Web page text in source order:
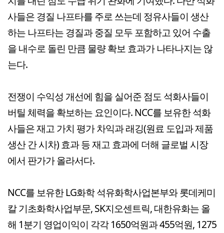
사들은 경질 나프타를 주로 쓰는데 정유사들이 생산
하는 나프타는 경질과 중질 모두 포함하고 있어 수출
을 내수로 돌린 만큼 물량 확보 효과가 나타나지는 않
는다.
전쟁이 수익성 개선에 힘을 실어준 점도 석화사들이
버틸 체력을 확보하는 요인이다. NCC를 보유한 석화
사들은 재고 가치 평가 차익과 래깅(원료 도입과 제품
생산 간 시차) 효과 등 재고 효과에 더해 글로벌 시장
에서 판가가 올라서다.
NCC를 보유한 LG화학 석유화학사업본부와 롯데케미
칼 기초화학사업부문, SK지오센트릭, 대한유화는 올
해 1분기 영업이익이 각각 1650억원과 455억원, 1275